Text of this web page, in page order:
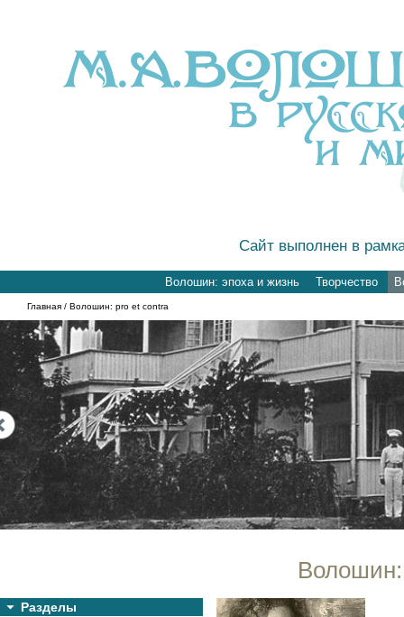
Сайт выполнен в
Волошин: эпоха и жизнь Творчество
Главная / Волошин: pro et contra
Next
Разделы